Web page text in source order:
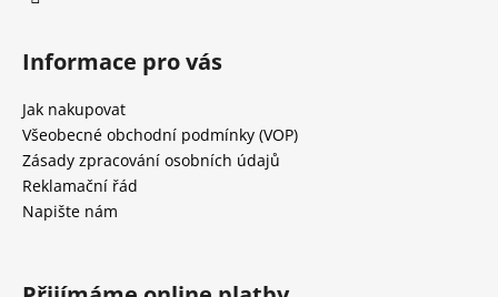
Informace pro vás
Jak nakupovat
Všeobecné obchodní podmínky (VOP)
Zásady zpracování osobních údajů
Reklamační řád
Napište nám